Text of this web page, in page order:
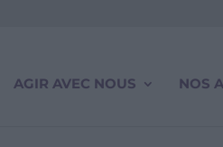
AGIR AVEC NOUS NOS